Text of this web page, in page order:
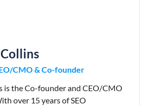
CMO & Co-founder
is the Co-founder and CEO/CMO
over 15 years of SEO